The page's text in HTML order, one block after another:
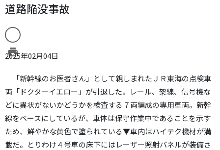
道路陥没事故
print
2025年02月04日
「新幹線のお医者さん」として親しまれたＪＲ東海の点検車
両「ドクターイエロー」が引退した。レール、架線、信号機な
どに異状がないかどうかを検査する７両編成の専用車両。新幹
線をベースにしているが、車体は保守作業中であることを示す
ため、鮮やかな黄色で塗られている▼車内はハイテク機材が満
載だ。とりわけ４号車の床下にはレーザー照射パネルが装備さ